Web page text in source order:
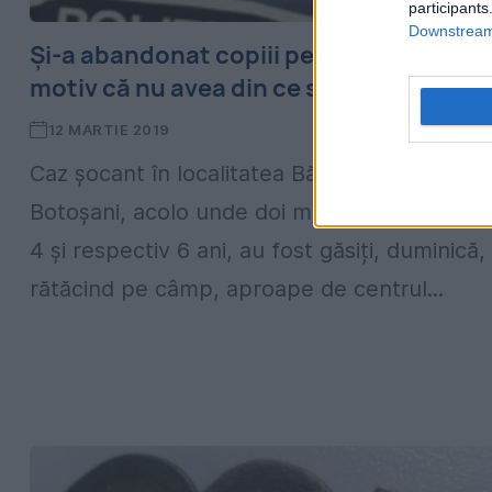
Și-a abandonat copiii pe un câmp, pe
motiv că nu avea din ce să îi crească
12 MARTIE 2019
Caz șocant în localitatea Bălușeni, din județul
Botoșani, acolo unde doi minori, cu vârste de
4 și respectiv 6 ani, au fost găsiți, duminică,
rătăcind pe câmp, aproape de centrul...